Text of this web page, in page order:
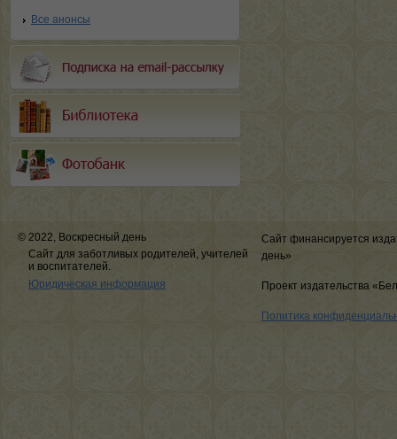
Все анонсы
© 2022, Воскресный день
Сайт для заботливых родителей, учителей
и воспитателей.
Юридическая информация
Сайт финансируется
день»
Проект издательства
Политика